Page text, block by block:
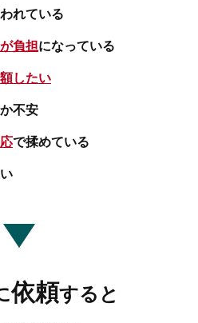
れている
負担になっている
したい
不安
で揉めている
依頼すると